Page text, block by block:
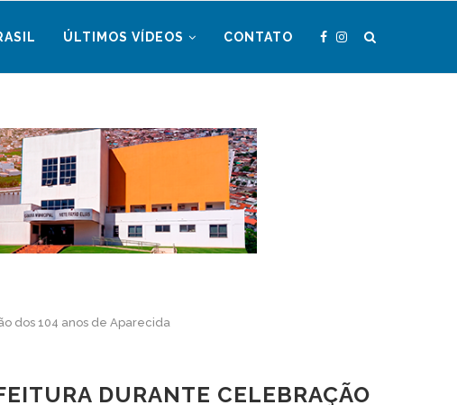
ÚLTIMOS VÍDEOS CONTATO
dos 104 anos de Aparecida
DURANTE CELEBRAÇÃO